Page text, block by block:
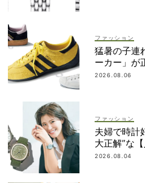
ファッション
猛暑の子連
ーカー」が
用品5選
2026.08.06
ファッション
夫婦で時計
大正解”な
2026.08.04